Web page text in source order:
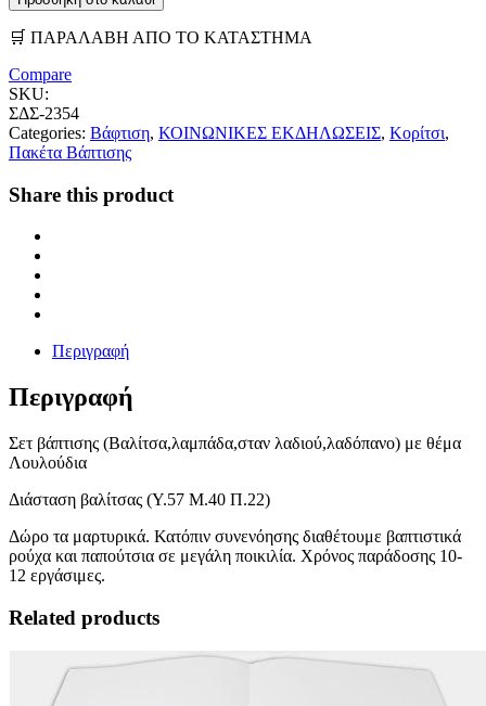
🛒 ΠΑΡΑΛΑΒΗ ΑΠΟ ΤΟ ΚΑΤΑΣΤΗΜΑ
Compare
SKU:
ΣΔΣ-2354
Categories: Βάφτιση, ΚΟΙΝΩΝΙΚΕΣ ΕΚΔΗΛΩΣΕΙΣ, Κορίτσι,
Πακέτα Βάπτισης
Share this product
Περιγραφή
Περιγραφή
Σετ βάπτισης (Βαλίτσα,λαμπάδα,σταν λαδιού,λαδόπανο) με θέμα
Λουλούδια
Διάσταση βαλίτσας (Υ.57 Μ.40 Π.22)
Δώρο τα μαρτυρικά. Κατόπιν συνενόησης διαθέτουμε βαπτιστικά
ρούχα και παπούτσια σε μεγάλη ποικιλία. Χρόνος παράδοσης 10-
12 εργάσιμες.
Related products